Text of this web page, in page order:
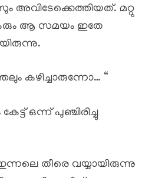
മറ്റു
ആ സമയം ഇതേ
കഴിച്ചാരുന്നോ… “
ഒന്ന് പുഞ്ചിരിച്ചു
തീരെ വയ്യായിരുന്നു